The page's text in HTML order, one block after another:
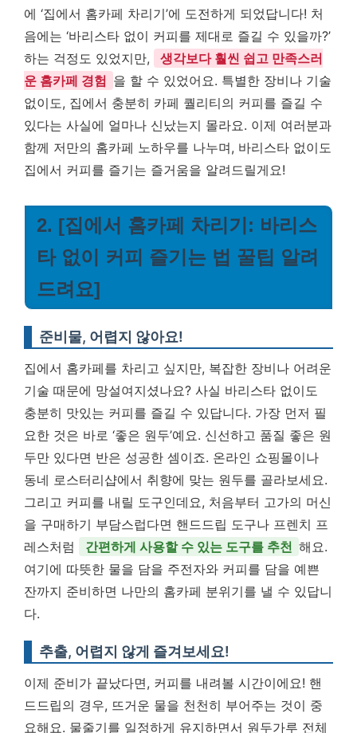
에 ‘집에서 홈카페 차리기’에 도전하게 되었답니다! 처
음에는 ‘바리스타 없이 커피를 제대로 즐길 수 있을까?’
하는 걱정도 있었지만,
생각보다 훨씬 쉽고 만족스러
운 홈카페 경험 을 할 수 있었어요. 특별한 장비나 기술
없이도, 집에서 충분히 카페 퀄리티의 커피를 즐길 수
있다는 사실에 얼마나 신났는지 몰라요. 이제 여러분과
함께 저만의 홈카페 노하우를 나누며, 바리스타 없이도
집에서 커피를 즐기는 즐거움을 알려드릴게요!
2. [집에서 홈카페 차리기: 바리스
타 없이 커피 즐기는 법 꿀팁 알려
드려요]
준비물, 어렵지 않아요!
집에서 홈카페를 차리고 싶지만, 복잡한 장비나 어려운
기술 때문에 망설여지셨나요? 사실 바리스타 없이도
충분히 맛있는 커피를 즐길 수 있답니다. 가장 먼저 필
요한 것은 바로 ‘좋은 원두’예요. 신선하고 품질 좋은 원
두만 있다면 반은 성공한 셈이죠. 온라인 쇼핑몰이나
동네 로스터리샵에서 취향에 맞는 원두를 골라보세요.
그리고 커피를 내릴 도구인데요, 처음부터 고가의 머신
을 구매하기 부담스럽다면 핸드드립 도구나 프렌치 프
레스처럼
간편하게 사용할 수 있는 도구를 추천 해요.
여기에 따뜻한 물을 담을 주전자와 커피를 담을 예쁜
잔까지 준비하면 나만의 홈카페 분위기를 낼 수 있답니
다.
추출, 어렵지 않게 즐겨보세요!
이제 준비가 끝났다면, 커피를 내려볼 시간이에요! 핸
드드립의 경우, 뜨거운 물을 천천히 부어주는 것이 중
요해요. 물줄기를 일정하게 유지하면서 원두가루 전체